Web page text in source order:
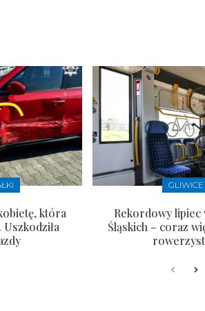
która
GLIWICE
Rekordowy lipiec
Śląskich – coraz